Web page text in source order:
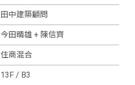
田中建築顧問
今田晴雄 + 陳信齊
住商混合
13F / B3